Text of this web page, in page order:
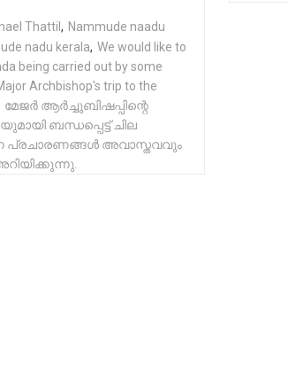
Thattil , Nammude naadu
nadu kerala, We would like to
being carried out by some
Archbishop's trip to the
മേജർ ആർച്ചുബിഷപ്പിന്റെ
ബന്ധപ്പെട്ട് ചില
പ്രചാരണങ്ങൾ അവാസ്തവവും